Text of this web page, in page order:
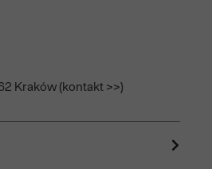
Kraków (kontakt >>)